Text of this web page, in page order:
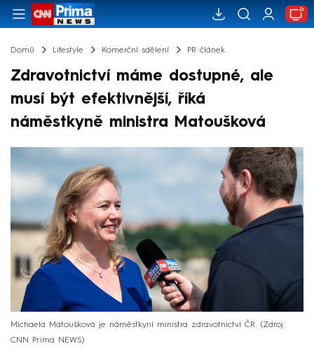
Domů Lifestyle Komerční sdělení PR článek
Zdravotnictví máme dostupné, ale
musí být efektivnější, říká
náměstkyně ministra Matoušková
Michaela Matoušková je náměstkyní ministra zdravotnictví ČR.
Zdroj:
CNN Prima NEWS